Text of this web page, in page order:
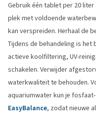
Gebruik één tablet per 20
plek met voldoende
kan verspreiden. Herhaal de
Tijdens de behandeling is het
actieve koolfiltering, UV-
schakelen. Verwijder
waterkwaliteit te behouden.
aquariumwater kun je
EasyBalance, zodat nieuwe